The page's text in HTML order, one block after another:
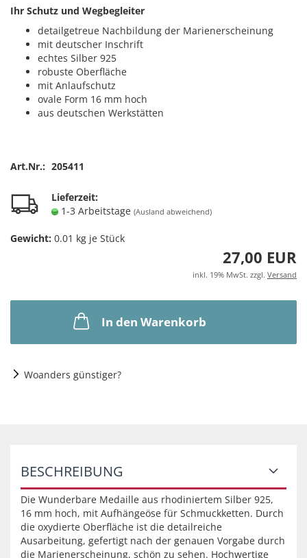
Ihr Schutz und Wegbegleiter
detailgetreue Nachbildung der Marienerscheinung
mit deutscher Inschrift
echtes Silber 925
robuste Oberfläche
mit Anlaufschutz
ovale Form 16 mm hoch
aus deutschen Werkstätten
Art.Nr.: 205411
Lieferzeit:
1-3 Arbeitstage (Ausland abweichend)
Gewicht: 0.01 kg je Stück
27,00 EUR
inkl. 19% MwSt. zzgl. Versand
In den Warenkorb
Woanders günstiger?
BESCHREIBUNG
Die Wunderbare Medaille aus rhodiniertem Silber 925,
16 mm hoch, mit Aufhängeöse für Schmuckketten. Durch
die oxydierte Oberfläche ist die detailreiche
Ausarbeitung, gefertigt nach der genauen Vorgabe durch
die Marienerscheinung, schön zu sehen. Hochwertige